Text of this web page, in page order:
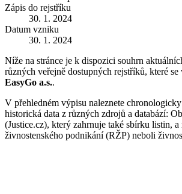
Zápis do rejstříku
30. 1. 2024
Datum vzniku
30. 1. 2024
Níže na stránce je k dispozici souhrn
různých veřejně dostupných rejstříků, které
EasyGo a.s..
V přehledném výpisu naleznete
historická data z různých zdrojů a databází:
(Justice.cz), který zahrnuje také sbírku listin, a
živnostenského podnikání (RŽP) neboli